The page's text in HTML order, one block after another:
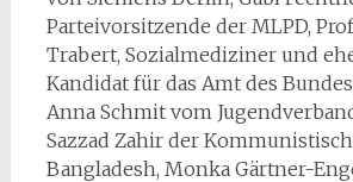
Parteivorsitzende der MLPD,
Trabert, Sozialmediziner und
Kandidat für das Amt des
Anna Schmit vom
Sazzad Zahir der
Bangladesh, Monka Gärtner-